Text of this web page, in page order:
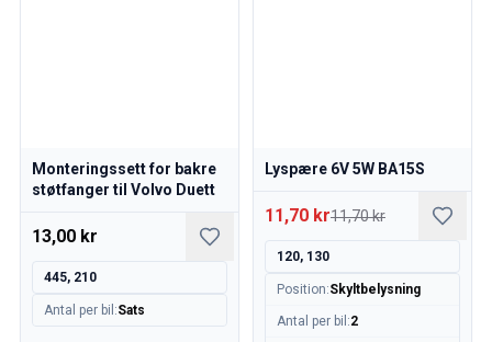
Monteringssett for bakre
støtfanger til Volvo Duett
13,00 kr
445, 210
Antal per bil :Sats
Lyspære 6V 5W BA15S
11,70 kr11,70 kr
120, 130
Position:Skyltbelysning
Antal per bil :2